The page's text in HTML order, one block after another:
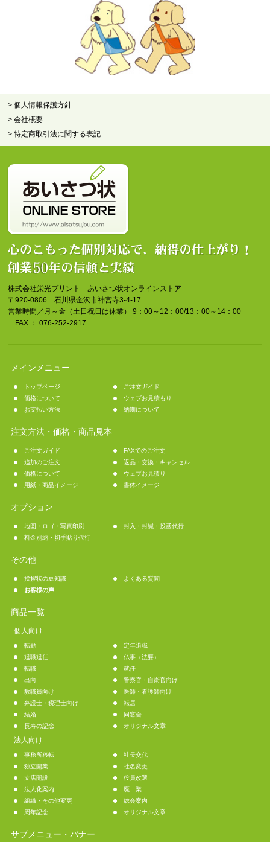
> 個人情報保護方針
> 会社概要
> 特定商取引法に関する表記
株式会社栄光プリント あいさつ状オンラインストア
〒920-0806 石川県金沢市神宮寺3-4-17
営業時間／月～金（土日祝日は休業） 9：00～12：00/13：00～14：00
FAX ： 076-252-2917
メインメニュー
トップページ
ご注文ガイド
価格について
ウェブお見積もり
お支払い方法
納期について
注文方法・価格・商品見本
ご注文ガイド
FAXでのご注文
追加のご注文
返品・交換・キャンセル
価格について
ウェブお見積り
用紙・商品イメージ
書体イメージ
オプション
地図・ロゴ・写真印刷
封入・封緘・投函代行
料金別納・切手貼り代行
その他
挨拶状の豆知識
よくある質問
お客様の声
商品一覧
個人向け
転勤
定年退職
退職退任
仏事（法要）
転職
就任
出向
警察官・自衛官向け
教職員向け
医師・看護師向け
弁護士・税理士向け
転居
結婚
同窓会
長寿の記念
オリジナル文章
法人向け
事務所移転
社長交代
独立開業
社名変更
支店開設
役員改選
法人化案内
廃 業
組織・その他変更
総会案内
周年記念
オリジナル文章
サブメニュー・バナー